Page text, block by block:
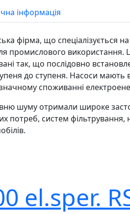
інформація
фірма, що спеціалізується
промислового використання.
так, що послідовно
до ступеня. Насоси мають
споживанні
шуму отримали широке
потреб, систем
el.sper.